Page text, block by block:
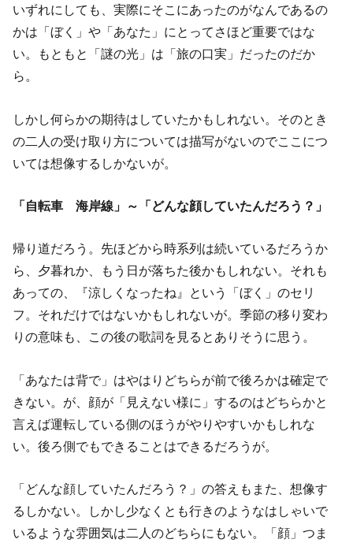
いずれにしても、実際にそこにあったのがなんであるの
かは「ぼく」や「あなた」にとってさほど重要ではな
い。もともと「謎の光」は「旅の口実」だったのだか
ら。
しかし何らかの期待はしていたかもしれない。そのとき
の二人の受け取り方については描写がないのでここにつ
いては想像するしかないが。
「自転車 海岸線」～「どんな顔していたんだろう？」
帰り道だろう。先ほどから時系列は続いているだろうか
ら、夕暮れか、もう日が落ちた後かもしれない。それも
あっての、『涼しくなったね』という「ぼく」のセリ
フ。それだけではないかもしれないが。季節の移り変わ
りの意味も、この後の歌詞を見るとありそうに思う。
「あなたは背で」はやはりどちらが前で後ろかは確定で
きない。が、顔が「見えない様に」するのはどちらかと
言えば運転している側のほうがやりやすいかもしれな
い。後ろ側でもできることはできるだろうが。
「どんな顔していたんだろう？」の答えもまた、想像す
るしかない。しかし少なくとも行きのようなはしゃいで
いるような雰囲気は二人のどちらにもない。「顔」つま